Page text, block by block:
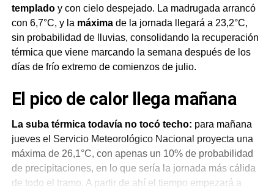
templadoy con cielo despejado. La madrugada arrancó
con 6,7°C, y la máximade la jornada llegará a 23,2°C,
sin probabilidad de lluvias, consolidando la recuperación
térmica que viene marcando la semana después de los
días de frío extremo de comienzos de julio.
El pico de calor llega mañana
La suba térmica todavía no tocó techo: para mañana
jueves el Servicio Meteorológico Nacional proyecta una
máxima de 26,1°C, con apenas un 10% de probabilidad
de precipitaciones, en lo que sería la jornada más cálida
de todo el tramo. A partir de ahí el tiempo empezará a